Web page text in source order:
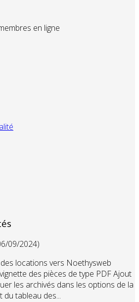
en ligne
09/2024)
locations vers Noethysweb
des pièces de type PDF Ajout
les archivés dans les options de la
du tableau des...